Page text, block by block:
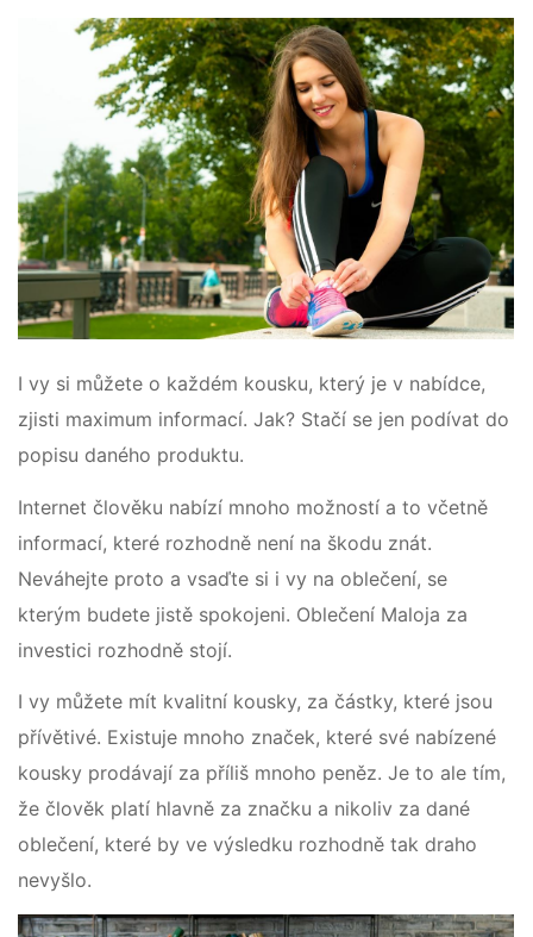
I vy si můžete o každém kousku, který je v nabídce,
zjisti maximum informací. Jak? Stačí se jen podívat do
popisu daného produktu.
Internet člověku nabízí mnoho možností a to včetně
informací, které rozhodně není na škodu znát.
Neváhejte proto a vsaďte si i vy na oblečení, se
kterým budete jistě spokojeni. Oblečení Maloja za
investici rozhodně stojí.
I vy můžete mít kvalitní kousky, za částky, které jsou
přívětivé. Existuje mnoho značek, které své nabízené
kousky prodávají za příliš mnoho peněz. Je to ale tím,
že člověk platí hlavně za značku a nikoliv za dané
oblečení, které by ve výsledku rozhodně tak draho
nevyšlo.